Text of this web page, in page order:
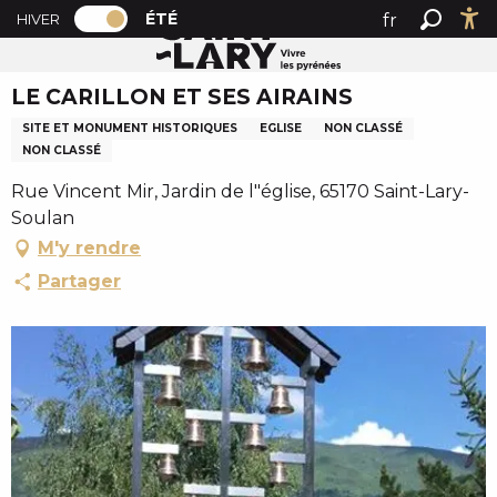
A
l
e
r
a
c
o
n
t
p
r
i
n
PAGE D’ACCUEIL ACTUELLE ÉTÉ : PASSER EN MODE
HIVER PAGE D’ACCUEIL ACTUELLE ÉTÉ :
ÉTÉ
fr
Accueil été LE CARILLON ET SES AIRAINS
LE CARILLON ET SES AIRAINS
SITE ET MONUMENT HISTORIQUES EGLISE
NON CLASSÉ
NON CLASSÉ
Rue Vincent Mir, Jardin de l"église, 65170 Saint-Lary-
Soulan
M'y rendre
Partager